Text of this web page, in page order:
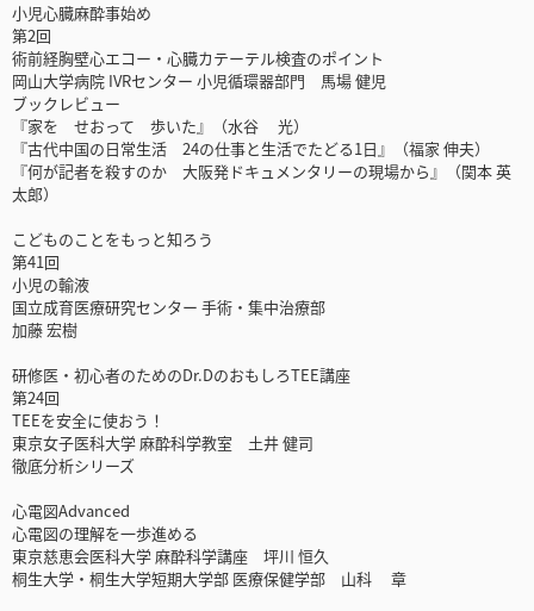
小児心臓麻酔事始め
第2回
術前経胸壁心エコー・心臓カテーテル検査のポイント
岡山大学病院 IVRセンター 小児循環器部門 馬場 健児
ブックレビュー
『家を せおって 歩いた』（水谷 光）
『古代中国の日常生活 24の仕事と生活でたどる1日』（福家 伸夫）
『何が記者を殺すのか 大阪発ドキュメンタリーの現場から』（関本 英
太郎）
こどものことをもっと知ろう
第41回
小児の輸液
国立成育医療研究センター 手術・集中治療部
加藤 宏樹
研修医・初心者のためのDr.DのおもしろTEE講座
第24回
TEEを安全に使おう！
東京女子医科大学 麻酔科学教室 土井 健司
徹底分析シリーズ
心電図Advanced
心電図の理解を一歩進める
東京慈恵会医科大学 麻酔科学講座 坪川 恒久
桐生大学・桐生大学短期大学部 医療保健学部 山科 章